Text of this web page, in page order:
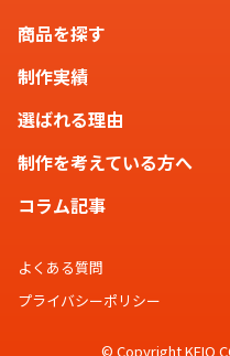
商品を探す
制作実績
選ばれる理由
制作を考えている方へ
コラム記事
よくある質問
プライバシーポリシー
© Copyright KEIO